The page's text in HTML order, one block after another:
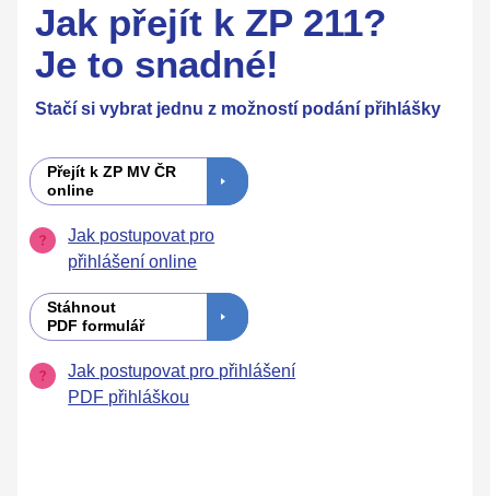
Jak přejít k ZP 211?
Je to snadné!
Stačí si vybrat jednu z možností podání přihlášky
Přejít k ZP MV ČR
online
Jak postupovat pro
přihlášení online
Stáhnout
PDF formulář
Jak postupovat pro přihlášení
PDF přihláškou